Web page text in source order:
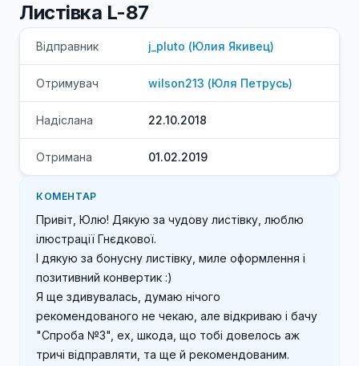
Листівка L-87
Відправник j_pluto (Юлия Якивец)
Отримувач wilson213 (Юля Петрусь)
Надіслана 22.10.2018
Отримана 01.02.2019
КОМЕНТАР
Привіт, Юлю! Дякую за чудову листівку, люблю
ілюстрації Гнєдкової.
І дякую за бонусну листівку, миле оформлення і
позитивний конвертик :)
Я ще здивувалась, думаю нічого
рекомендованого не чекаю, але відкриваю і бачу
"Спроба №3", ех, шкода, що тобі довелось аж
тричі відправляти, та ще й рекомендованим.